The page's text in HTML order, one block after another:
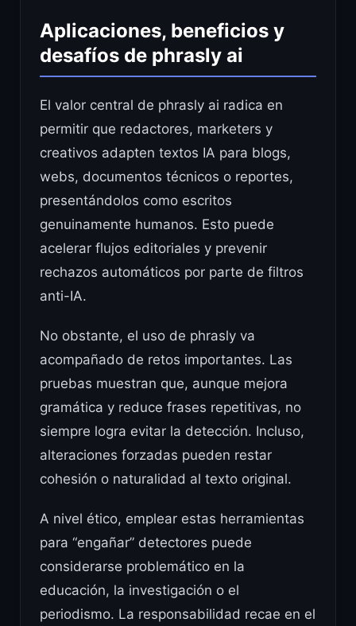
Aplicaciones, beneficios y
desafíos de phrasly ai
El valor central de phrasly ai radica en
permitir que redactores, marketers y
creativos adapten textos IA para blogs,
webs, documentos técnicos o reportes,
presentándolos como escritos
genuinamente humanos. Esto puede
acelerar flujos editoriales y prevenir
rechazos automáticos por parte de filtros
anti-IA.
No obstante, el uso de phrasly va
acompañado de retos importantes. Las
pruebas muestran que, aunque mejora
gramática y reduce frases repetitivas, no
siempre logra evitar la detección. Incluso,
alteraciones forzadas pueden restar
cohesión o naturalidad al texto original.
A nivel ético, emplear estas herramientas
para “engañar” detectores puede
considerarse problemático en la
educación, la investigación o el
periodismo. La responsabilidad recae en el